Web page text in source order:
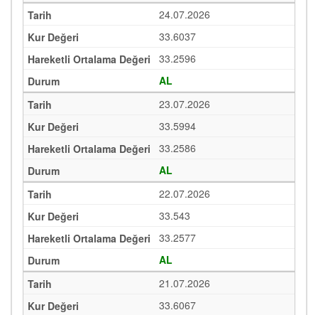
24.07.2026
33.6037
33.2596
AL
23.07.2026
33.5994
33.2586
AL
22.07.2026
33.543
33.2577
AL
21.07.2026
33.6067